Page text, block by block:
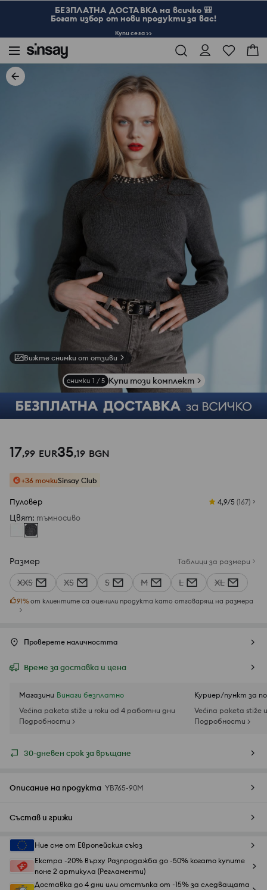
БЕЗПЛАТНА ДОСТАВКА на всичко 🎒
Богат избор от нови продукти за вас!
Купи сега >>
Вижте снимки от отзиви
снимки 1 / 5 Купи този комплект
17,99 EUR35,19 BGN
+36 точкиSinsay Club
Пуловер 4,9/5 (167)
Цвят: тъмносиво
Размер Таблици за размери
XXS XS S M L XL
91%от клиентите са оценили продукта като отговарящ на размера
Проверете наличността
Време за доставка и цена
Магазини Винаги безплатно
Većina paketa stiže u roku od 4 работни дни
Подробности >
Куриер/пункт за
Većina paketa stiže
Подробности >
30-дневен срок за връщане
Описание на продукта YB765-90M
Състав и грижи
Ние сме от Европейския съюз
Екстра -20% върху Разпродажба до -50% когато купите
поне 2 артикула (Регламенти)
Доставка до 4 дни или отстъпка от -15% за следващата